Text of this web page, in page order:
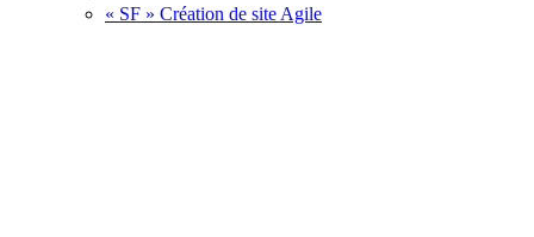
« SF » Création de site Agile